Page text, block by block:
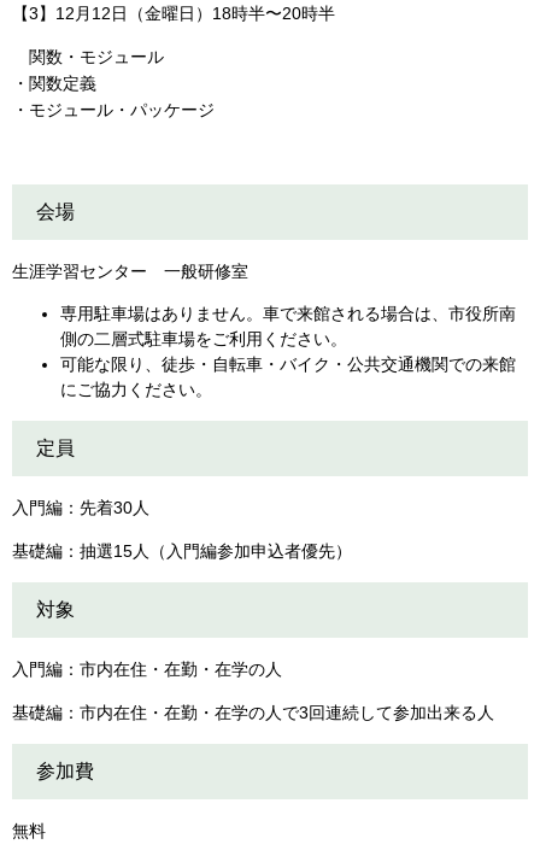
【3】12月12日（金曜日）18時半〜20時半
関数・モジュール
・関数定義
・モジュール・パッケージ
会場
生涯学習センター 一般研修室
専用駐車場はありません。車で来館される場合は、市役所南
側の二層式駐車場をご利用ください。
可能な限り、徒歩・自転車・バイク・公共交通機関での来館
にご協力ください。
定員
入門編：先着30人
基礎編：抽選15人（入門編参加申込者優先）
対象
入門編：市内在住・在勤・在学の人
基礎編：市内在住・在勤・在学の人で3回連続して参加出来る人
参加費
無料